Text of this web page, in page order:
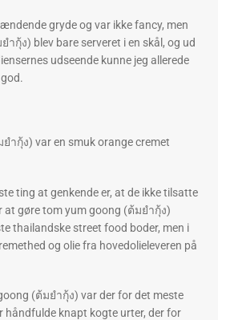
gryde og var ikke fancy, men
กุ้ง) blev bare serveret i en skål, og ud
udseende kunne jeg allerede
ำกุ้ง) var en smuk orange cremet
ting at genkende er, at de ikke tilsatte
gøre tom yum goong (ต้มยำกุ้ง)
thailandske street food boder, men i
og olie fra hovedolieleveren på
(ต้มยำกุ้ง) var der for det meste
håndfulde knapt kogte urter, der for